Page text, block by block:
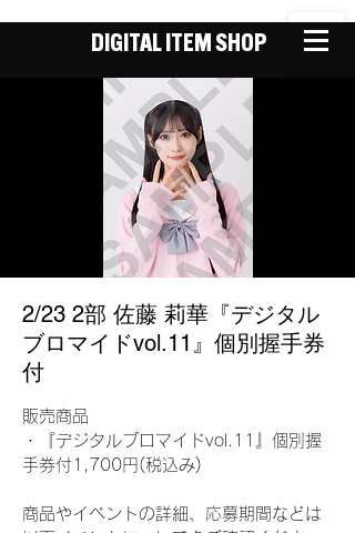
DIGITAL ITEM SHOP
2/23 2部 佐藤 莉華『デジタル
ブロマイドvol.11』個別握手券
付
販売商品
・『デジタルブロマイドvol.11』個別握
手券付1,700円(税込み)
商品やイベントの詳細、応募期間などは